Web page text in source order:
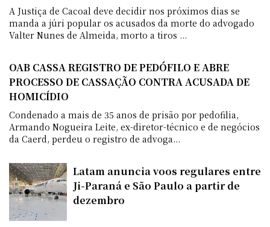
A Justiça de Cacoal deve decidir nos próximos dias se
manda a júri popular os acusados da morte do advogado
Valter Nunes de Almeida, morto a tiros ...
OAB CASSA REGISTRO DE PEDÓFILO E ABRE
PROCESSO DE CASSAÇÃO CONTRA ACUSADA DE
HOMICÍDIO
Condenado a mais de 35 anos de prisão por pedofilia,
Armando Nogueira Leite, ex-diretor-técnico e de negócios
da Caerd, perdeu o registro de advoga...
Latam anuncia voos regulares entre
Ji-Paraná e São Paulo a partir de
dezembro